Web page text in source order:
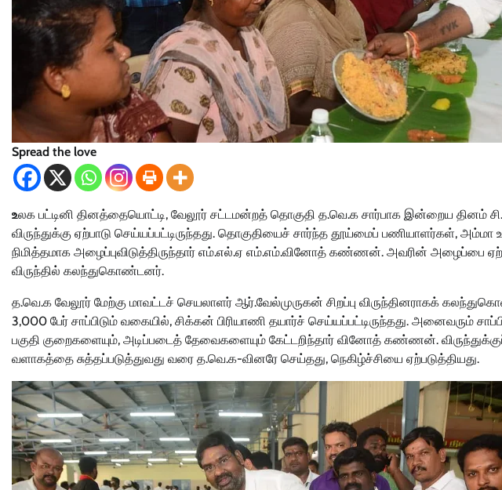
Spread the love
உலக பட்டினி தினத்தையொட்டி, வேலூர் சட்டமன்றத் தொகுதி த.வெ.க சார்பாக இன்றைய தினம்
விருந்துக்கு ஏற்பாடு செய்யப்பட்டிருந்தது. தொகுதியைச் சார்ந்த தூய்மைப் பணியாளர்கள்,
நிமித்தமாக அழைப்புவிடுத்திருந்தார் எம்.எல்.ஏ எம்.எம்.வினோத் கண்ணன். அவரின் அழைப்பை
விருந்தில் கலந்துகொண்டனர்.
த.வெ.க வேலூர் மேற்கு மாவட்டச் செயலாளர் ஆர்.வேல்முருகன் சிறப்பு விருந்தினராகக்
3,000 பேர் சாப்பிடும் வகையில், சிக்கன் பிரியாணி தயார்ச் செய்யப்பட்டிருந்தது. அனைவரும்
பகுதி குறைகளையும், அடிப்படைத் தேவைகளையும் கேட்டறிந்தார் வினோத் கண்ணன்.
வளாகத்தை சுத்தப்படுத்துவது வரை த.வெ.க-வினரே செய்தது, நெகிழ்ச்சியை ஏற்படுத்தியது.